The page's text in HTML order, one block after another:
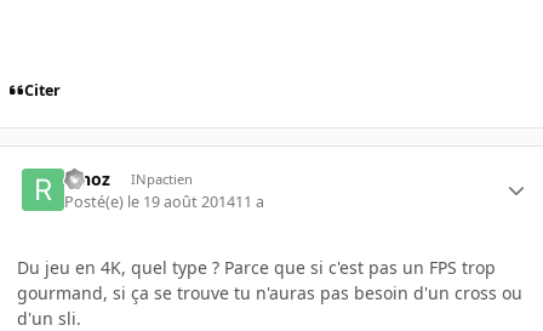
Citer
Rinoz INpactien
Posté(e) le 19 août 201411 a
Du jeu en 4K, quel type ? Parce que si c'est pas un FPS trop
gourmand, si ça se trouve tu n'auras pas besoin d'un cross ou
d'un sli.